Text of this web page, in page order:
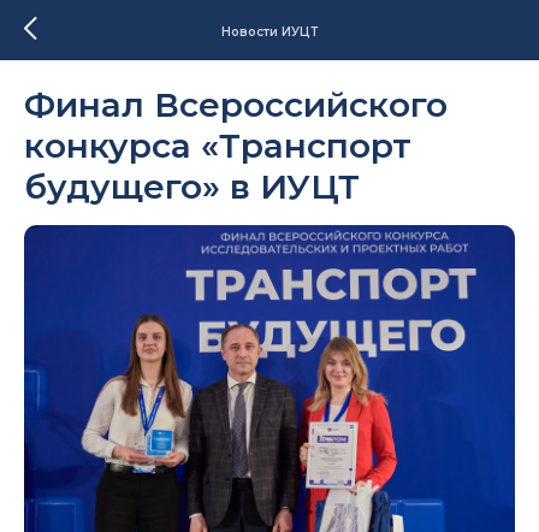
Новости ИУЦТ
Финал Всероссийского
конкурса «Транспорт
будущего» в ИУЦТ